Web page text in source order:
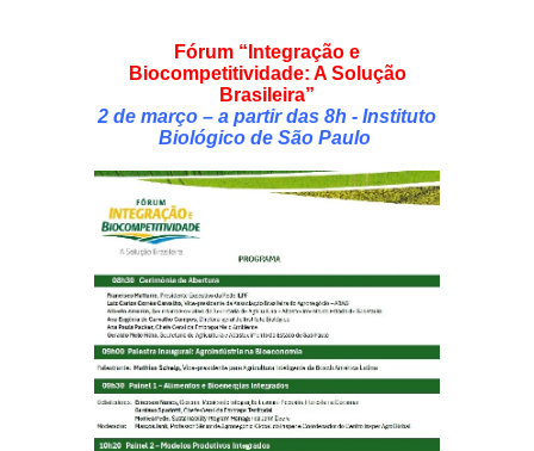
Fórum “Integração e
Biocompetitividade: A Solução
Brasileira”
2 de março – a partir das 8h - Instituto
Biológico de São Paulo